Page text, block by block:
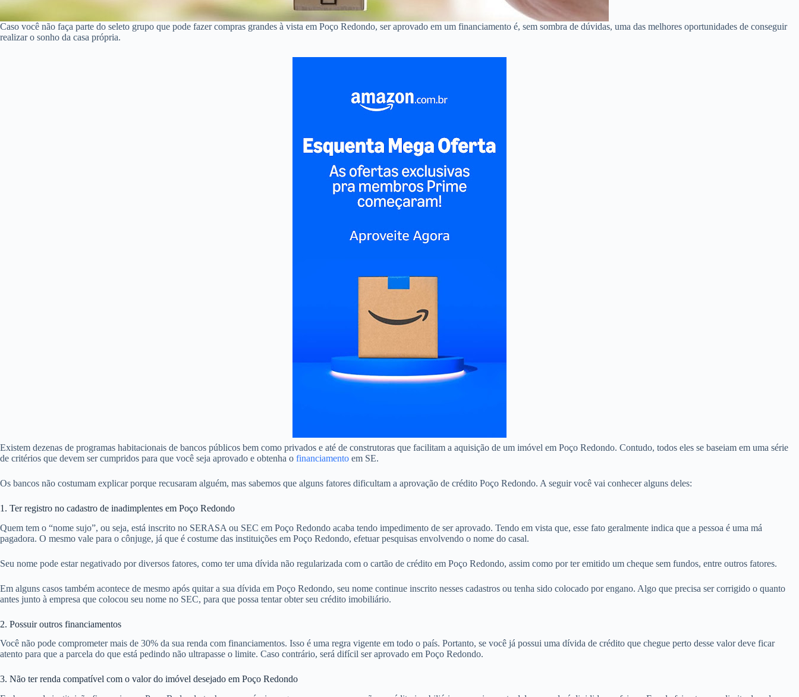
Caso você não faça parte do seleto grupo que pode fazer compras grandes à vista em Poço Redondo, ser aprovado em um financiamento é, sem sombra de dúvidas, uma das melhores oportunidades de conseguir
realizar o sonho da casa própria.
Existem dezenas de programas habitacionais de bancos públicos bem como privados e até de construtoras que facilitam a aquisição de um imóvel em Poço Redondo. Contudo, todos eles se baseiam em uma série
de critérios que devem ser cumpridos para que você seja aprovado e obtenha o financiamento em SE.
Os bancos não costumam explicar porque recusaram alguém, mas sabemos que alguns fatores dificultam a aprovação de crédito Poço Redondo. A seguir você vai conhecer alguns deles:
1. Ter registro no cadastro de inadimplentes em Poço Redondo
Quem tem o “nome sujo”, ou seja, está inscrito no SERASA ou SEC em Poço Redondo acaba tendo impedimento de ser aprovado. Tendo em vista que, esse fato geralmente indica que a pessoa é uma má
pagadora. O mesmo vale para o cônjuge, já que é costume das instituições em Poço Redondo, efetuar pesquisas envolvendo o nome do casal.
Seu nome pode estar negativado por diversos fatores, como ter uma dívida não regularizada com o cartão de crédito em Poço Redondo, assim como por ter emitido um cheque sem fundos, entre outros fatores.
Em alguns casos também acontece de mesmo após quitar a sua dívida em Poço Redondo, seu nome continue inscrito nesses cadastros ou tenha sido colocado por engano. Algo que precisa ser corrigido o quanto
antes junto à empresa que colocou seu nome no SEC, para que possa tentar obter seu crédito imobiliário.
2. Possuir outros financiamentos
Você não pode comprometer mais de 30% da sua renda com financiamentos. Isso é uma regra vigente em todo o país. Portanto, se você já possui uma dívida de crédito que chegue perto desse valor deve ficar
atento para que a parcela do que está pedindo não ultrapasse o limite. Caso contrário, será difícil ser aprovado em Poço Redondo.
3. Não ter renda compatível com o valor do imóvel desejado em Poço Redondo